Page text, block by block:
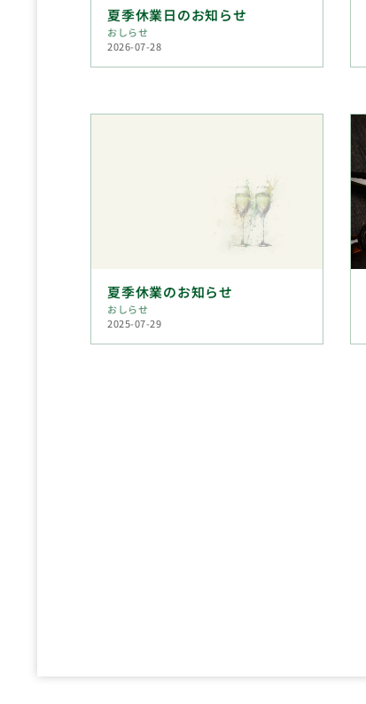
夏季休業日のお知らせ
おしらせ
2026-07-28
夏季休業のお知らせ
おしらせ
2025-07-29